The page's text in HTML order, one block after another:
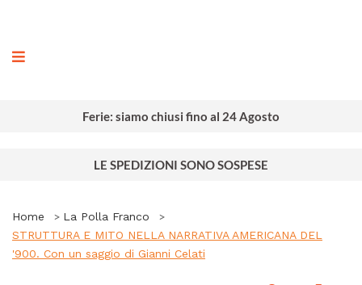
Ferie: siamo chiusi fino al 24 Agosto
LE SPEDIZIONI SONO SOSPESE
Home
La Polla Franco
STRUTTURA E MITO NELLA NARRATIVA AMERICANA DEL
'900. Con un saggio di Gianni Celati